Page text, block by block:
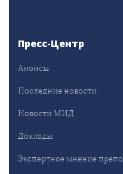
Пресс-Центр
Анонсы
Последние новости
Новости МИД
Доклады
Экспертное мнение